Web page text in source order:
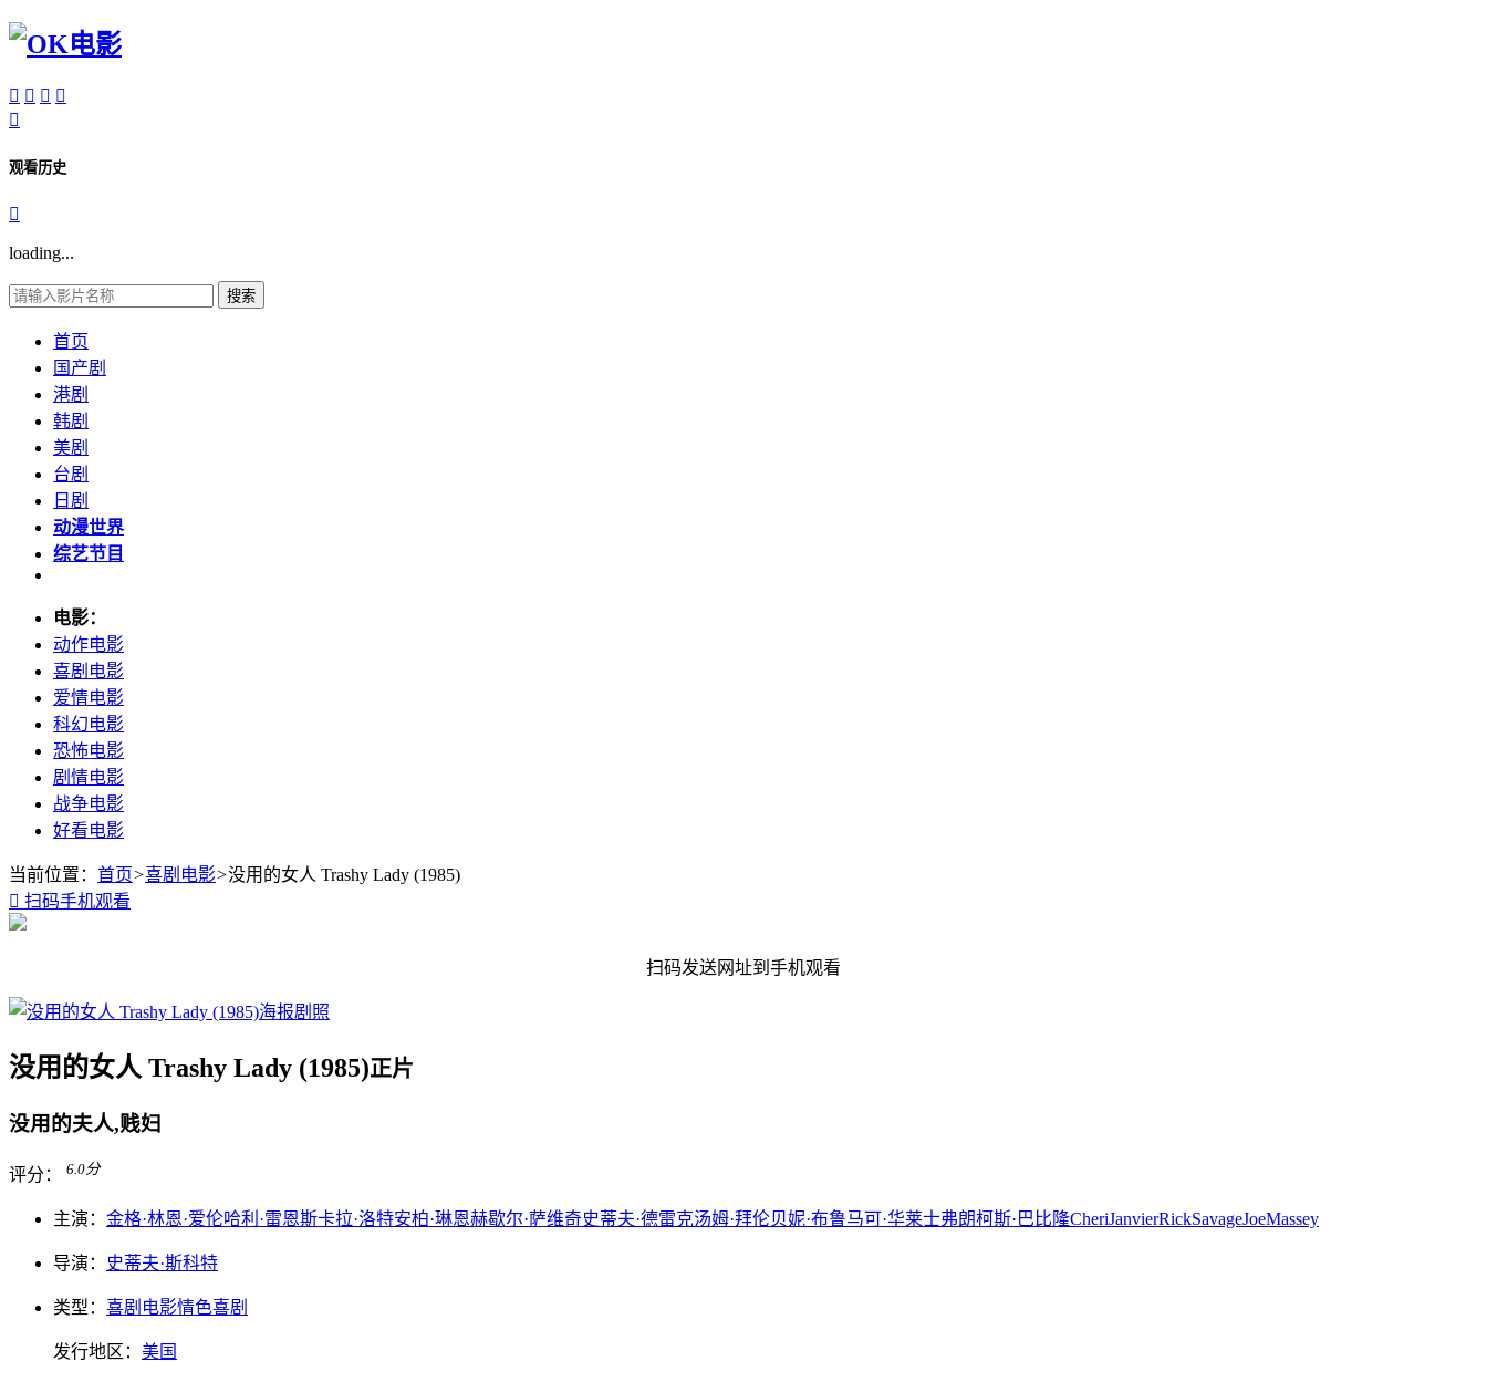
   

观看历史

loading...
搜索
首页
国产剧
港剧
韩剧
美剧
台剧
日剧
动漫世界
综艺节目
电影：
动作电影
喜剧电影
爱情电影
科幻电影
恐怖电影
剧情电影
战争电影
好看电影
当前位置： 首页>喜剧电影>没用的女人 Trashy Lady (1985)
 扫码手机观看
扫码发送网址到手机观看
没用的女人 Trashy Lady (1985)正片
没用的夫人,贱妇
评分： 6.0分
主演： 金格·林恩·爱伦哈利·雷恩斯卡拉·洛特安柏·琳恩赫歇尔·萨维奇史蒂夫·德雷克汤姆·拜伦贝妮·布鲁马可·华莱士弗朗柯斯·巴比隆CheriJanvierRickSavageJoeMassey
导演： 史蒂夫·斯科特
类型： 喜剧电影情色喜剧
发行地区： 美国